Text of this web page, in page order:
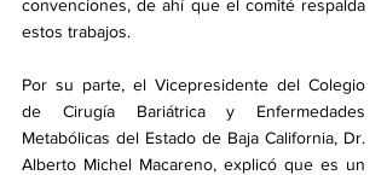
convenciones, de ahí que el comité respalda
estos trabajos.
Por su parte, el Vicepresidente del Colegio
de Cirugía Bariátrica y Enfermedades
Metabólicas del Estado de Baja California, Dr.
Alberto Michel Macareno, explicó que es un